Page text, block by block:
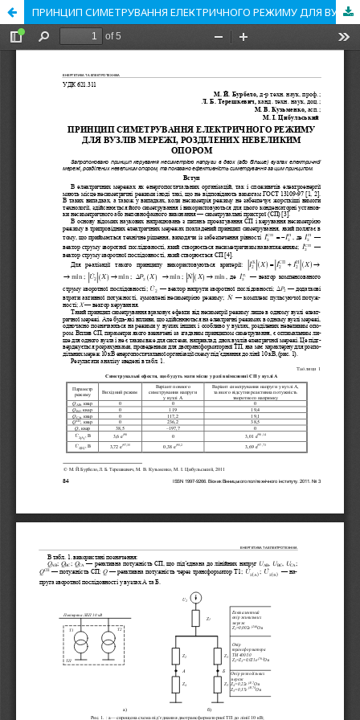
ПРИНЦИП СИМЕТРУВАННЯ ЕЛЕКТРИЧНОГО РЕЖИМУ ДЛЯ ВУЗЛІВ МЕРЕЖІ, РОЗДІЛЕНИХ НЕВЕЛИКИМ ОПОРОМ